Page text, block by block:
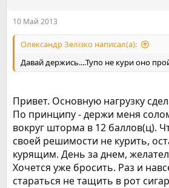
10 Май 2013
Олександр Зелізко написал(а):
Давай держись....Тупо не кури оно
Привет. Основную нагрузку
По принципу - держи меня
вокруг шторма в 12 баллов(ц).
своей решимости не курить,
курящим. День за днем,
Хочется уже бросить. Раз и
стараться не тащить в рот